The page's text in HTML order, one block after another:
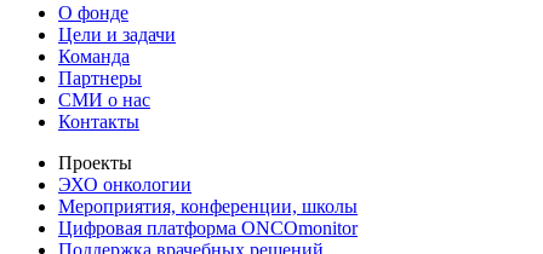
О фонде
Цели и задачи
Команда
Партнеры
СМИ о нас
Контакты
Проекты
ЭХО онкологии
Мероприятия, конференции, школы
Цифровая платформа ONCOmonitor
Поддержка врачебных решений